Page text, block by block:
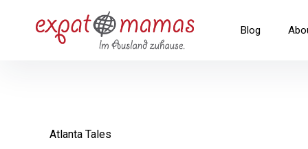
überspringenExpatmamas – im AuslandBlog
Atlanta Tales